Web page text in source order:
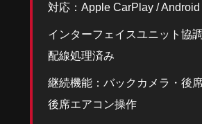
対応：Apple CarPlay / Android
インターフェイスユニット協
配線処理済み
継続機能：バックカメラ・後
後席エアコン操作